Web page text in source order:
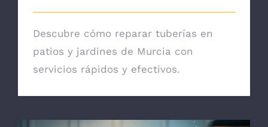
Descubre cómo reparar tuberías en
patios y jardines de Murcia con
servicios rápidos y efectivos.